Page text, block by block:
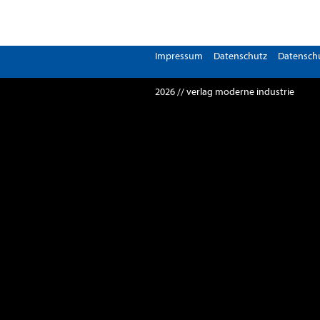
Impressum Datenschutz
2026 // verlag moderne industrie